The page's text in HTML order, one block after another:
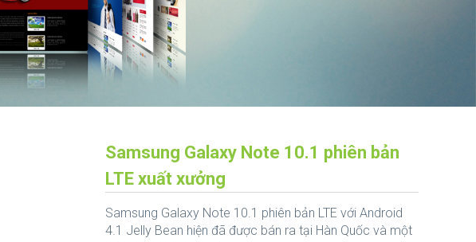
Samsung Galaxy Note 10.1 phiên bản
LTE xuất xưởng
Samsung Galaxy Note 10.1 phiên bản LTE với Android
4.1 Jelly Bean hiện đã được bán ra tại Hàn Quốc và một